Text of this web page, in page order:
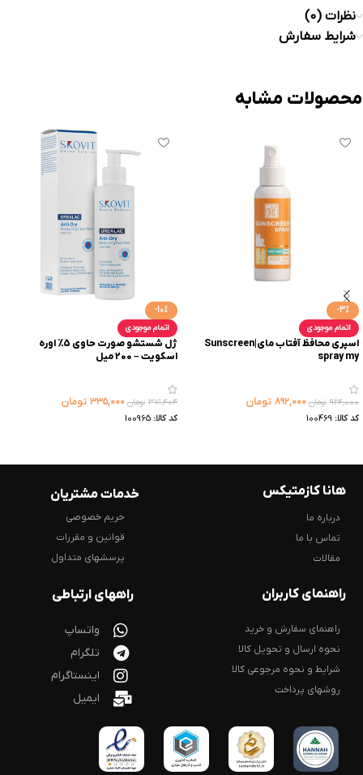
نظرات (0)
شرایط سفارش
محصولات مشابه
-3%
اتمام موجودی
اسپری محافظ آفتاب مای|Sunscreen
spray my
۹۲۴,۰۰۰ تومان ۸۹۲,۰۰۰ تومان
کد کالا: 100469
-10%
اتمام موجودی
ژل شستشو صورت حاوی 5% اوره
اسکویت – 200 میل
۳۷۱,۴۰۴ تومان ۳۳۵,۰۰۰ تومان
کد کالا: 100965
هانا کازمتیکس
درباره ما
تماس با ما
مقالات
خدمات مشتریان
حریم خصوصی
قوانین و مقررات
پرسشهای متداول
راهنمای کاربران
راهنمای سفارش و خرید
نحوه ارسال و تحویل کالا
شرایط و نحوه مرجوعی کالا
روشهای پرداخت
راههای ارتباطی
واتساپ
تلگرام
اینستاگرام
ایمیل